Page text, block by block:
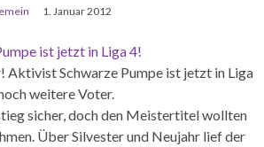
1. Januar 2012
Aktivist Schwarze Pumpe ist jetzt in Liga
weitere Voter.
sicher, doch den Meistertitel wollten
Über Silvester und Neujahr lief der